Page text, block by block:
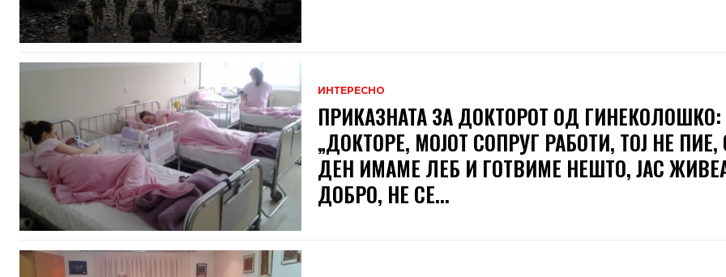
ИНТЕРЕСНО
ПРИКАЗНАТА ЗА ДОКТОРОТ ОД ГИНЕКОЛОШКО:
„ДОКТОРЕ, МОЈОТ СОПРУГ РАБОТИ, ТОЈ НЕ ПИЕ,
ДЕН ИМАМЕ ЛЕБ И ГОТВИМЕ НЕШТО, ЈАС
ДОБРО, НЕ СЕ...